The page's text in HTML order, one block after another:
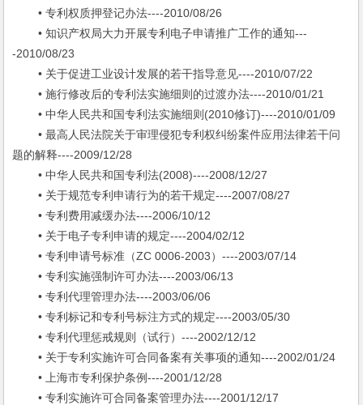
• 专利权质押登记办法----2010/08/26
• 知识产权局大力开展专利电子申请推广工作的通知---
-2010/08/23
• 关于促进工业设计发展的若干指导意见----2010/07/22
• 施行修改后的专利法实施细则的过渡办法----2010/01/21
• 中华人民共和国专利法实施细则(2010修订)----2010/01/09
• 最高人民法院关于审理侵犯专利权纠纷案件应用法律若干问
题的解释----2009/12/28
• 中华人民共和国专利法(2008)----2008/12/27
• 关于规范专利申请行为的若干规定----2007/08/27
• 专利费用减缓办法----2006/10/12
• 关于电子专利申请的规定----2004/02/12
• 专利申请号标准（ZC 0006-2003）----2003/07/14
• 专利实施强制许可办法----2003/06/13
• 专利代理管理办法----2003/06/06
• 专利标记和专利号标注方式的规定----2003/05/30
• 专利代理惩戒规则（试行）----2002/12/12
• 关于专利实施许可合同备案有关事项的通知----2002/01/24
• 上海市专利保护条例----2001/12/28
• 专利实施许可合同备案管理办法----2001/12/17